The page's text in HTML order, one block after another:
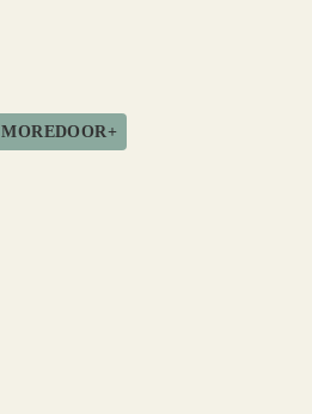
MOREDOOR+